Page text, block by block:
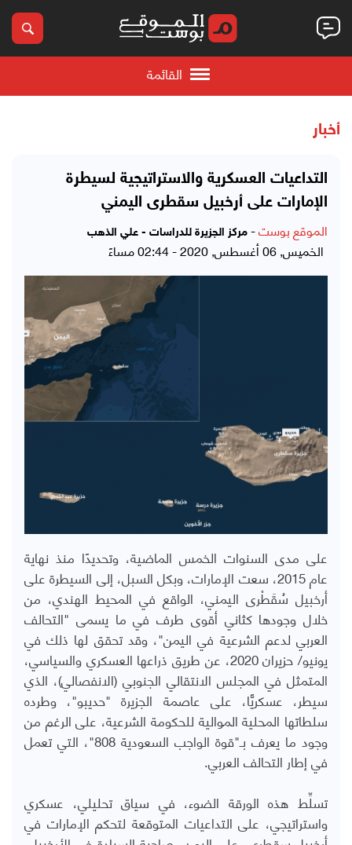
القائمة
أخبار
التداعيات العسكرية والاستراتيجية لسيطرة
الإمارات على أرخبيل سقطرى اليمني
الموقع بوست- مركز الجزيرة للدراسات - علي الذهب
الخميس, 06 أغسطس, 2020 - 02:44 مساءً
على مدى السنوات الخمس الماضية، وتحديدًا منذ نهاية
عام 2015، سعت الإمارات، وبكل السبل، إلى السيطرة على
أرخبيل سُقَطْرى اليمني، الواقع في المحيط الهندي، من
خلال وجودها كثاني أقوى طرف في ما يسمى "التحالف
العربي لدعم الشرعية في اليمن"، وقد تحقق لها ذلك في
يونيو/ حزيران 2020، عن طريق ذراعها العسكري والسياسي،
المتمثل في المجلس الانتقالي الجنوبي (الانفصالي)، الذي
سيطر، عسكريًّا، على عاصمة الجزيرة "حديبو"، وطرده
سلطاتها المحلية الموالية للحكومة الشرعية، على الرغم من
وجود ما يعرف بـ"قوة الواجب السعودية 808"، التي تعمل
في إطار التحالف العربي.
تسلِّط هذه الورقة الضوء، في سياق تحليلي، عسكري
واستراتيجي، على التداعيات المتوقعة لتحكم الإمارات في